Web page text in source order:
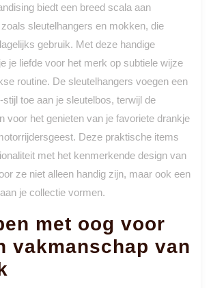
biedt een breed scala aan
sleutelhangers en mokken, die
gebruik. Met deze handige
je liefde voor het merk op subtiele wijze
routine. De sleutelhangers voegen een
toe aan je sleutelbos, terwijl de
voor het genieten van je favoriete drankje
Deze praktische items
met het kenmerkende design van
ze niet alleen handig zijn, maar ook een
je collectie vormen.
met oog voor
vakmanschap van